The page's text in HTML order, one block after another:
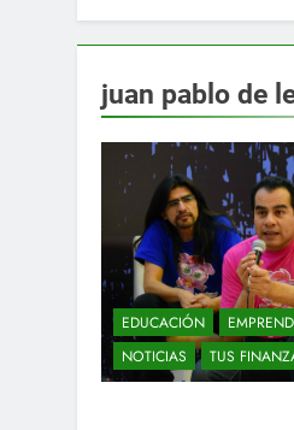
juan pablo de
EDUCACIÓN
NOTICIAS
TUS